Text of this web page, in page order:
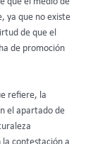
ya que no existe
de que el
de promoción
refiere, la
el apartado de
la contestación a